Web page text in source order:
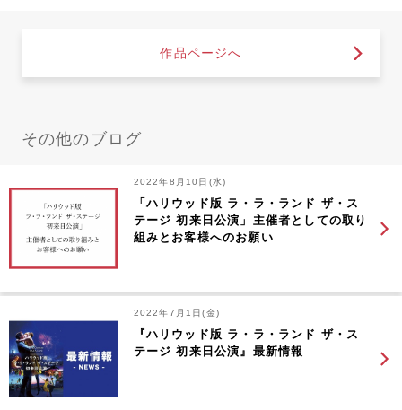
作品ページへ
その他のブログ
2022年8月10日(水)
「ハリウッド版 ラ・ラ・ランド ザ・ス
テージ 初来日公演」主催者としての取り
組みとお客様へのお願い
2022年7月1日(金)
『ハリウッド版 ラ・ラ・ランド ザ・ス
テージ 初来日公演』最新情報